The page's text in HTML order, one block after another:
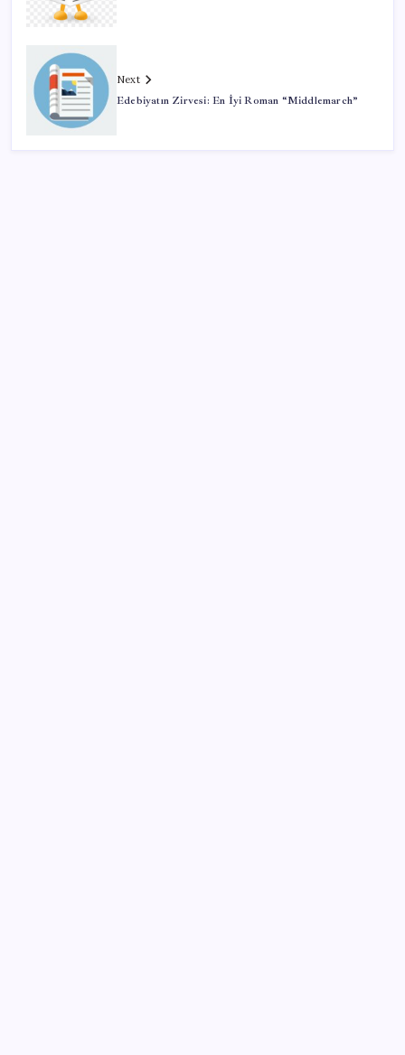
Next
Edebiyatın Zirvesi: En İyi Roman “Middlemarch”